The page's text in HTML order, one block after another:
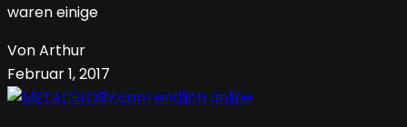
waren einige
Von Arthur
Februar 1, 2017